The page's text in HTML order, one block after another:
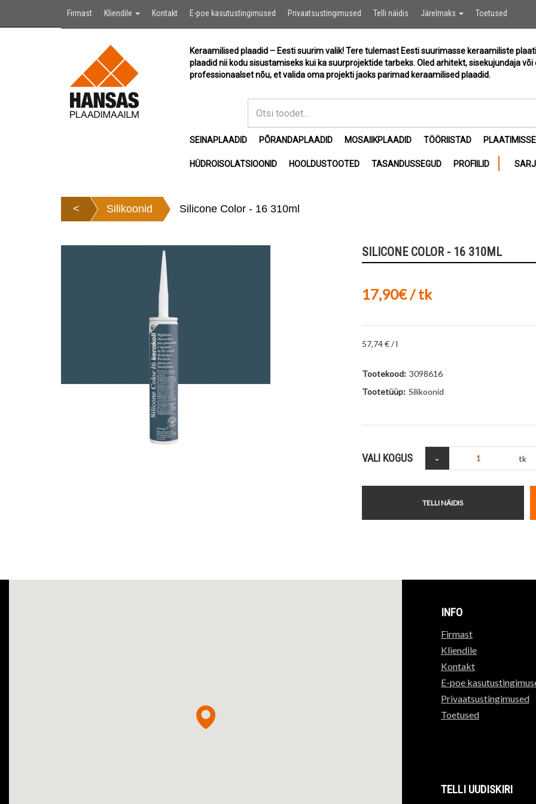
Firmast Kliendile Kontakt E-poe kasutustingimused Privaatsustingimused Telli näidis Järelmaks Toetused
Keraamilised plaadid – Eesti suurim valik! Tere tulemast Eesti suurimasse keraamiliste
plaadid nii kodu sisustamiseks kui ka suurprojektide tarbeks. Oled arhitekt, sisekujundaja
professionaalset nõu, et valida oma projekti jaoks parimad keraamilised plaadid.
SEINAPLAADID PÕRANDAPLAADID MOSAIIKPLAADID TÖÖRIISTAD
HÜDROISOLATSIOONID HOOLDUSTOOTED TASANDUSSEGUD PROFIILID
< Silikoonid Silicone Color - 16 310ml
SILICONE COLOR - 16 310ML
17,90€ / tk
57,74 € / l
Tootekood: 3098616
Tootetüüp: Silikoonid
VALI KOGUS - tk
TELLI NÄIDIS
INFO
Firmast
Kliendile
Kontakt
E-poe
Privaatsustingimused
Toetused
TELLI UUDISKIRI